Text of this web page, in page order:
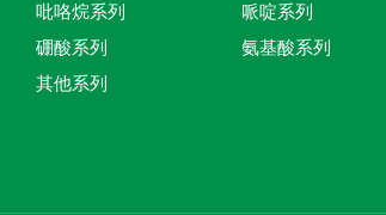
吡咯烷系列
哌啶系列
硼酸系列
氨基酸系列
其他系列